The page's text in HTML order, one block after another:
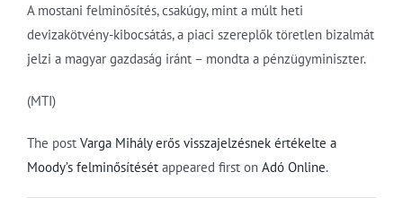
A mostani felminősítés, csakúgy, mint a múlt heti
devizakötvény-kibocsátás, a piaci szereplők töretlen bizalmát
jelzi a magyar gazdaság iránt – mondta a pénzügyminiszter.
(MTI)
The post Varga Mihály erős visszajelzésnek értékelte a
Moody’s felminősítését appeared first on Adó Online.